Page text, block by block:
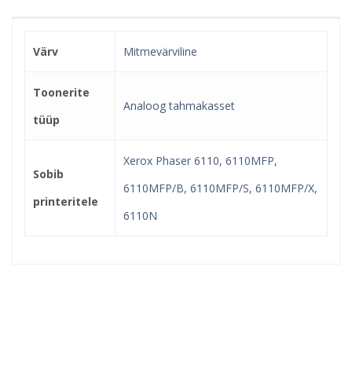
Värv Mitmevärviline
Toonerite
tüüp
Analoog tahmakasset
Sobib
printeritele
Xerox Phaser 6110, 6110MFP,
6110MFP/B, 6110MFP/S, 6110MFP/X,
6110N